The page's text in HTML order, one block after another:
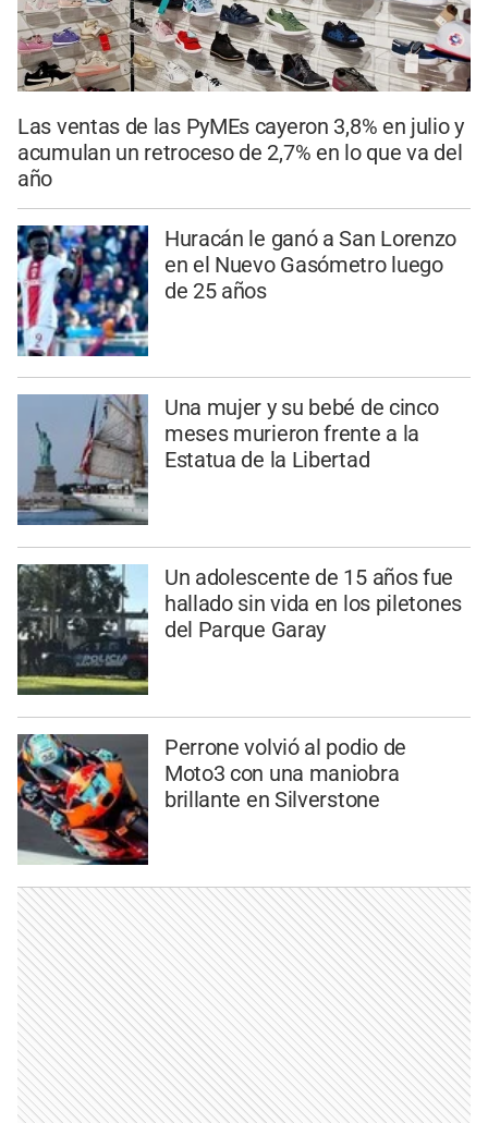
Las ventas de las PyMEs cayeron 3,8% en julio y
acumulan un retroceso de 2,7% en lo que va del
año
Huracán le ganó a San Lorenzo
en el Nuevo Gasómetro luego
de 25 años
Una mujer y su bebé de cinco
meses murieron frente a la
Estatua de la Libertad
Un adolescente de 15 años fue
hallado sin vida en los piletones
del Parque Garay
Perrone volvió al podio de
Moto3 con una maniobra
brillante en Silverstone